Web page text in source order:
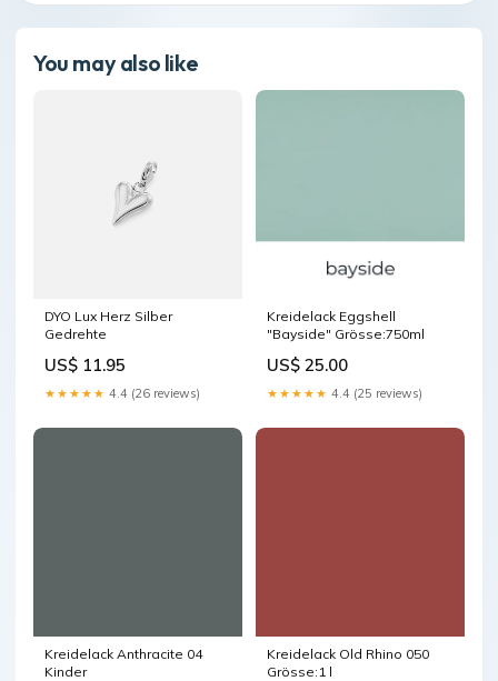
You may also like
DYO Lux Herz Silber
Gedrehte
US$ 11.95
★★★★★ 4.4 (26 reviews)
Kreidelack Eggshell
"Bayside" Grösse:750ml
US$ 25.00
★★★★★ 4.4 (25 reviews)
Kreidelack Anthracite 04
Kinder
Kreidelack Old Rhino 050
Grösse:1 l